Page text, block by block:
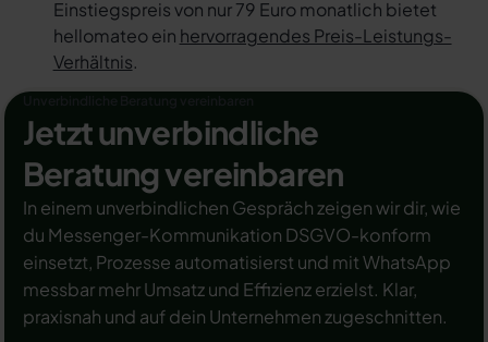
Einstiegspreis von nur 79 Euro monatlich bietet
hellomateo ein hervorragendes Preis-Leistungs-
Verhältnis.
Jetzt unverbindliche
Beratung vereinbaren
In einem unverbindlichen Gespräch zeigen wir dir, wie
du Messenger-Kommunikation DSGVO-konform
einsetzt, Prozesse automatisierst und mit WhatsApp
messbar mehr Umsatz und Effizienz erzielst. Klar,
praxisnah und auf dein Unternehmen zugeschnitten.